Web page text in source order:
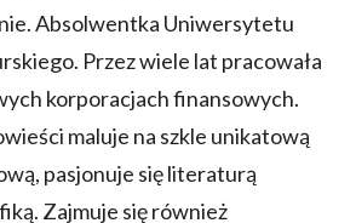
Absolwentka Uniwersytetu
Przez wiele lat pracowała
korporacjach finansowych.
maluje na szkle unikatową
pasjonuje się literaturą
Zajmuje się również